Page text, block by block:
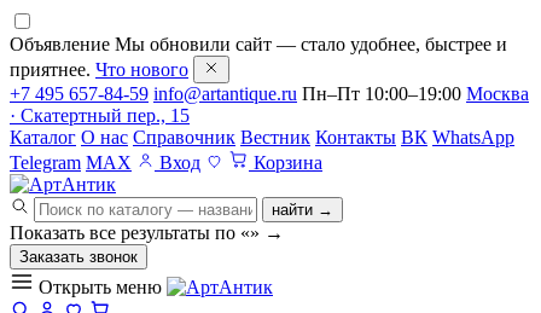
Объявление Мы обновили сайт — стало удобнее, быстрее и
приятнее. Что нового
+7 495 657-84-59 info@artantique.ru Пн–Пт 10:00–19:00 Москва
· Скатертный пер., 15
Каталог О нас Справочник Вестник Контакты ВК WhatsApp
Telegram MAX Вход Корзина
найти →
Показать все результаты по «» →
Заказать звонок
Открыть меню